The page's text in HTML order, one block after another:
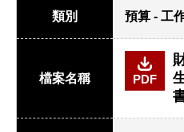
類別 預算 - 工
檔案名稱 PDF